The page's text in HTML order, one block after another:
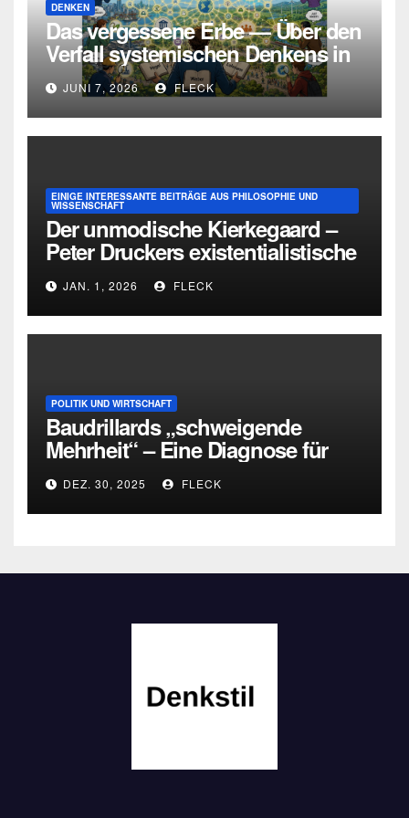
DENKEN
Das vergessene Erbe — Über den
Verfall systemischen Denkens in
Deutschland
JUNI 7, 2026 FLECK
EINIGE INTERESSANTE BEITRÄGE AUS PHILOSOPHIE UND
WISSENSCHAFT
Der unmodische Kierkegaard –
Peter Druckers existentialistische
Intervention von 1933
JAN. 1, 2026 FLECK
POLITIK UND WIRTSCHAFT
Baudrillards „schweigende
Mehrheit“ – Eine Diagnose für
heute
DEZ. 30, 2025 FLECK